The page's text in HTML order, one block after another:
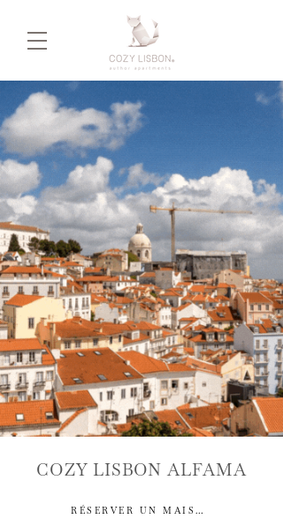
RÉSERVER UN MAISON
COZY LISBON ALFAMA